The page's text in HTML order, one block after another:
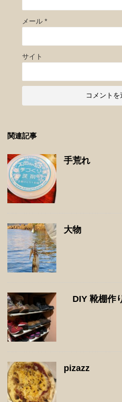
メール *
サイト
関連記事
手荒れ
大物
DIY 靴棚
pizazz